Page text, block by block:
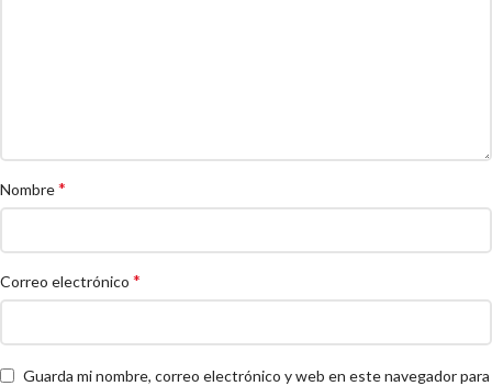
Nombre*
Correo electrónico *
Guarda mi nombre, correo electrónico y web en este navegador para